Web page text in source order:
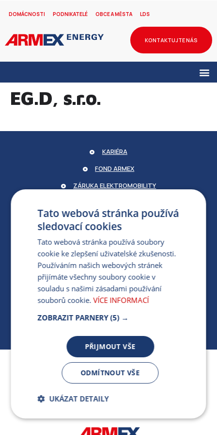
DOMÁCNOSTI PODNIKATELÉ OBCE A MĚSTA LDS
KONTAKTUJTE NÁS
EG.D, s.r.o.
Jsme součástí skupiny ARMEX a členem Asociace
nezávislých dodavatelů energií.
KARIÉRA
FOND ARMEX
ZÁRUKA ELEKTROMOBILITY
PRO MÉDIA
MÁM DOTAZ KE STÁVAJÍCÍ SMLOUVĚ
412 154 154
PO-PÁ 7:30-17:00
Tato webová stránka používá
sledovací cookies
Tato webová stránka používá soubory
cookie ke zlepšení uživatelské zkušenosti.
Používáním našich webových stránek
přijímáte všechny soubory cookie v
souladu s našimi zásadami používání
souborů cookie. VÍCE INFORMACÍ
ZOBRAZIT PARNERY (5) →
PŘIJMOUT VŠE
ODMÍTNOUT VŠE
UKÁZAT DETAILY
Bezpodmínečně
nutné soubory
Výkonnostní